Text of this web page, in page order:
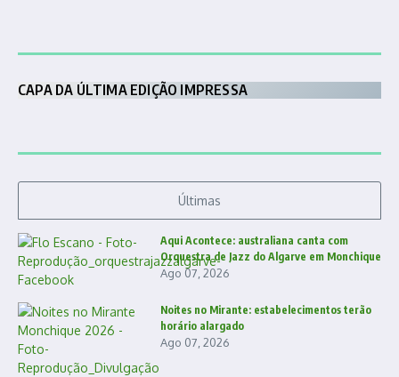
CAPA DA ÚLTIMA EDIÇÃO IMPRESSA
Últimas
Aqui Acontece: australiana canta com
Orquestra de Jazz do Algarve em Monchique
Ago 07, 2026
Noites no Mirante: estabelecimentos terão
horário alargado
Ago 07, 2026